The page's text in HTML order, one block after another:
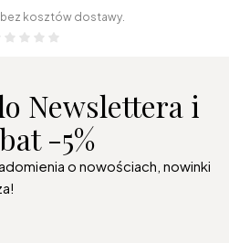
kosztów dostawy.
Newslettera i
-5%
o nowościach, nowinki